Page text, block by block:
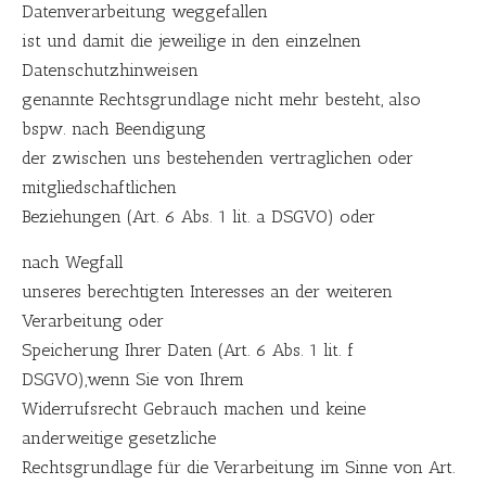
Datenverarbeitung weggefallen
ist und damit die jeweilige in den einzelnen
Datenschutzhinweisen
genannte Rechtsgrundlage nicht mehr besteht, also
bspw. nach Beendigung
der zwischen uns bestehenden vertraglichen oder
mitgliedschaftlichen
Beziehungen (Art. 6 Abs. 1 lit. a DSGVO) oder
nach Wegfall
unseres berechtigten Interesses an der weiteren
Verarbeitung oder
Speicherung Ihrer Daten (Art. 6 Abs. 1 lit. f
DSGVO),wenn Sie von Ihrem
Widerrufsrecht Gebrauch machen und keine
anderweitige gesetzliche
Rechtsgrundlage für die Verarbeitung im Sinne von Art.